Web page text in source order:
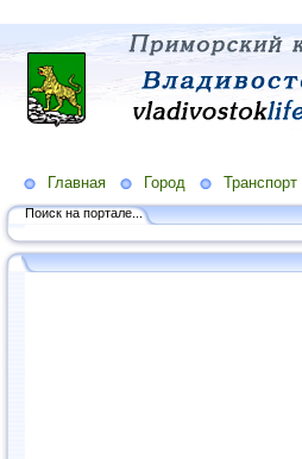
Главная Город Транспорт
Поиск на портале...